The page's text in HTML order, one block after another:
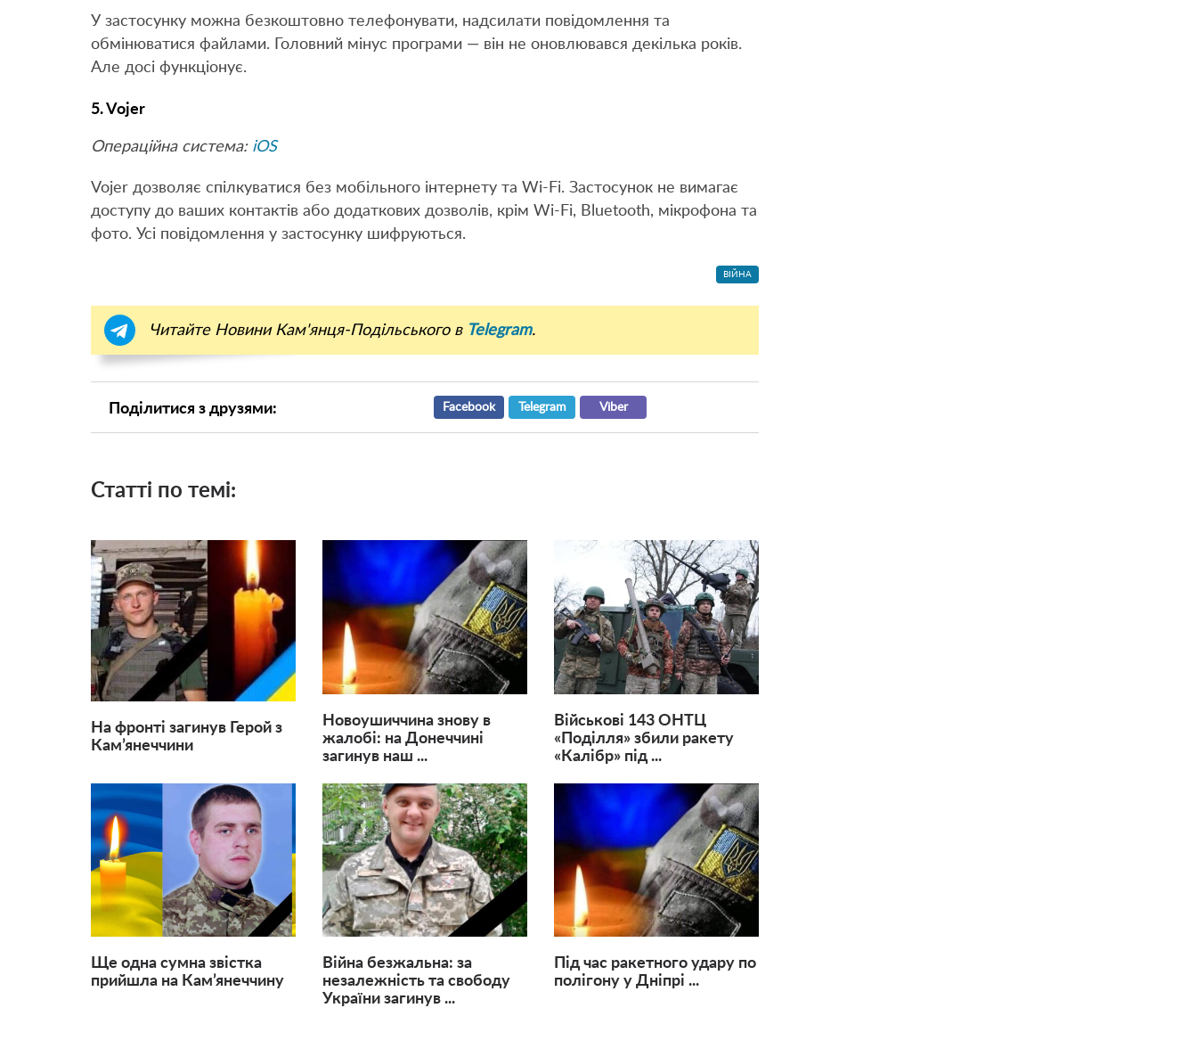
У застосунку можна безкоштовно телефонувати, надсилати повідомлення та
обмінюватися файлами. Головний мінус програми — він не оновлювався декілька років.
Але досі функціонує.
5. Vojer
Операційна система: iOS
Vojer дозволяє спілкуватися без мобільного інтернету та Wi-Fi. Застосунок не вимагає
доступу до ваших контактів або додаткових дозволів, крім Wi-Fi, Bluetooth, мікрофона та
фото. Усі повідомлення у застосунку шифруються.
ВІЙНА
Читайте Новини Кам'янця-Подільського в Telegram.
Поділитися з друзями: Facebook Telegram Viber
Статті по темі:
На фронті загинув Герой з
Кам’янеччини
Новоушиччина знову в
жалобі: на Донеччині
загинув наш ...
Військові 143 ОНТЦ
«Поділля» збили ракету
«Калібр» під ...
Ще одна сумна звістка
прийшла на Кам’янеччину
Війна безжальна: за
незалежність та свободу
України загинув ...
Під час ракетного удару по
полігону у Дніпрі ...